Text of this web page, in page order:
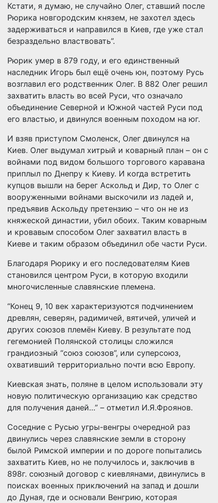
Кстати, я думаю, не случайно Олег, ставший после
Рюрика новгородским князем, не захотел здесь
задерживаться и направился в Киев, где уже стал
безраздельно властвовать”.
Рюрик умер в 879 году, и его единственный
наследник Игорь был ещё очень юн, поэтому Русь
возглавил его родственник Олег. В 882 Олег решил
захватить власть во всей Руси, что означало
объединение Северной и Южной частей Руси под
его властью, и двинулся военным походом на юг.
И взяв приступом Смоленск, Олег двинулся на
Киев. Олег выдумал хитрый и коварный план – он с
войнами под видом большого торгового каравана
приплыл по Днепру к Киеву. И когда встретить
купцов вышли на берег Аскольд и Дир, то Олег с
вооруженными войнами выскочили из ладей и,
предъявив Аскольду претензию – что он не из
княжеской династии, убил обоих. Таким коварным
и кровавым способом Олег захватил власть в
Киеве и таким образом объединил обе части Руси.
Благодаря Рюрику и его последователям Киев
становился центром Руси, в которую входили
многочисленные славянские племена.
“Конец 9, 10 век характеризуются подчинением
древлян, северян, радимичей, вятичей, уличей и
других союзов племён Киеву. В результате под
гегемонией Полянской столицы сложился
грандиозный “союз союзов”, или суперсоюз,
охвативший территориально почти всю Европу.
Киевская знать, поляне в целом использовали эту
новую политическую организацию как средство
для получения даней…” – отметил И.Я.Фроянов.
Соседние с Русью угры-венгры очередной раз
двинулись через славянские земли в сторону
былой Римской империи и по дороге попытались
захватить Киев, но не получилось и, заключив в
898г. союзный договор с киевлянами, двинулись в
поисках военных приключений на запад и дошли
до Дуная, где и основали Венгрию, которая